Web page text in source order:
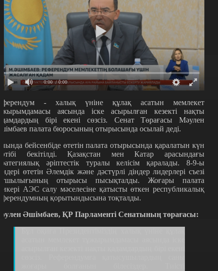
0:00 / 0:00
- халық үніне құлақ асатын мемлекет
аясында іске асырылған кезекті нақты
бірі екені сөзсіз. Сенат Төрағасы Мәулен
палата бюросының отырысында осылай деді.
бейсенбіде өтетін палата отырысында қаралатын күн
бекітілді. Қазақстан мен Катар арасындағы
әріптестік туралы келісім қаралады. 8-9-ы
өтетін Әлемдік және дәстүрлі діндер лидерлері съезі
отырысы пысықталды. Жоғары палата
АЭС салу мәселесіне қатысты өткен республикалық
қорытындысына тоқталды.
Әшімбаев, ҚР Парламенті Сенатының төрағасы: